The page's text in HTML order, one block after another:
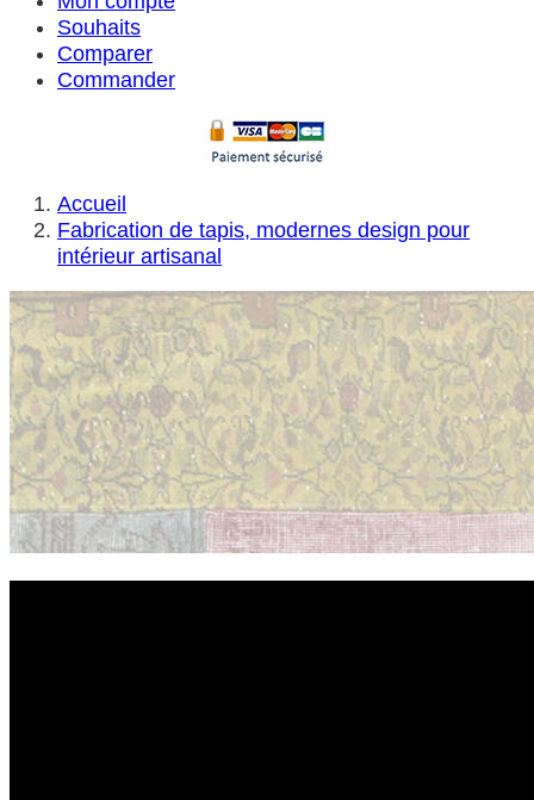
Souhaits
Comparer
Commander
Accueil
Fabrication de tapis, modernes design pour
intérieur artisanal